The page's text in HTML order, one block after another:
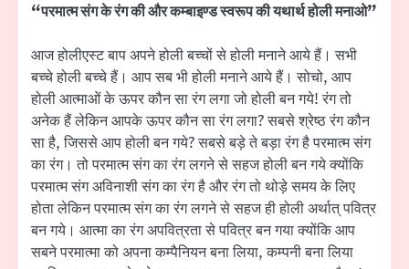
“परमात्म संग के रंग की और कम्बाइण्ड स्वरूप की यथार्थ होली मनाओ”
आज होलीएस्ट बाप अपने होली बच्चों से होली मनाने आये हैं। सभी
बच्चे होली बच्चे हैं। आप सब भी होली मनाने आये हैं। सोचो, आप
होली आत्माओं के ऊपर कौन सा रंग लगा जो होली बन गये! रंग तो
अनेक हैं लेकिन आपके ऊपर कौन सा रंग लगा? सबसे श्रेष्ठ रंग कौन
सा है, जिससे आप होली बन गये? सबसे बड़े ते बड़ा रंग है परमात्म संग
का रंग। तो परमात्म संग का रंग लगने से सहज होली बन गये क्योंकि
परमात्म संग अविनाशी संग का रंग है और रंग तो थोड़े समय के लिए
होता लेकिन परमात्म संग का रंग लगने से सहज ही होली अर्थात् पवित्र
बन गये। आत्मा का रंग अपवित्रता से पवित्र बन गया क्योंकि आप
सबने परमात्मा को अपना कम्पैनियन बना लिया, कम्पनी बना लिया